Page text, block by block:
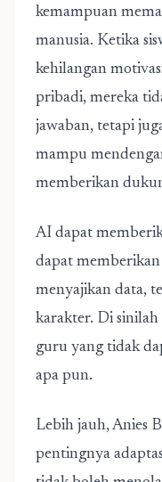
kemampuan
manusia. Ketika
kehilangan
pribadi, mereka
jawaban, tetapi
mampu
memberikan
AI dapat
dapat
menyajikan data,
karakter. Di
guru yang tidak
apa pun.
Lebih jauh, Anies
pentingnya